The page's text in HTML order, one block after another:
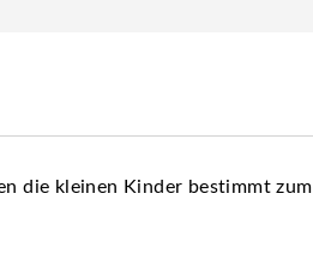
die kleinen Kinder bestimmt zum